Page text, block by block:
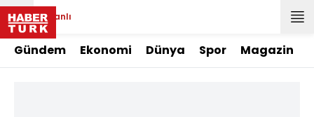
Canlı
Gündem Ekonomi Dünya Spor Magazin